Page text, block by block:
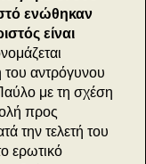
ενώθηκαν
είναι
αντρόγυνου
με τη σχέση
προς
την τελετή του
ερωτικό